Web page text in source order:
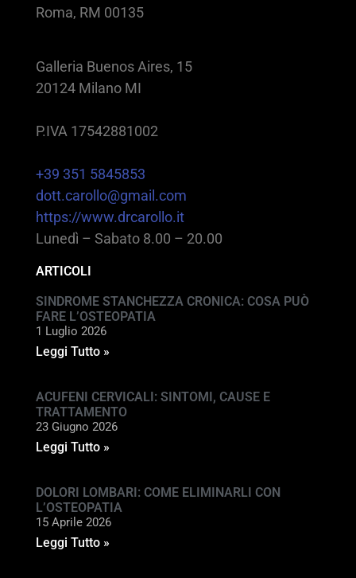
Roma, RM 00135
Galleria Buenos Aires, 15
20124 Milano MI
P.IVA 17542881002
+39 351 5845853
dott.carollo@gmail.com
https://www.drcarollo.it
Lunedì – Sabato 8.00 – 20.00
ARTICOLI
SINDROME STANCHEZZA CRONICA: COSA PUÒ
FARE L’OSTEOPATIA
1 Luglio 2026
Leggi Tutto »
ACUFENI CERVICALI: SINTOMI, CAUSE E
TRATTAMENTO
23 Giugno 2026
Leggi Tutto »
DOLORI LOMBARI: COME ELIMINARLI CON
L’OSTEOPATIA
15 Aprile 2026
Leggi Tutto »